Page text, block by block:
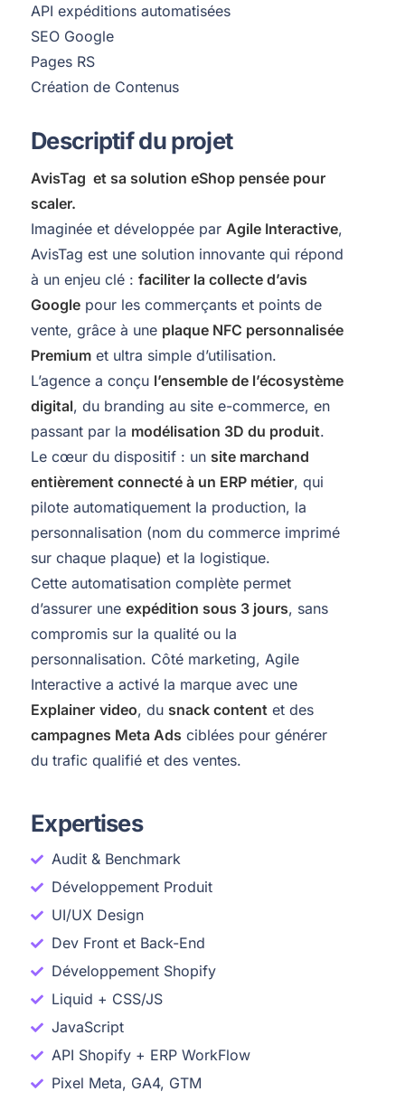
API expéditions automatisées
SEO Google
Pages RS
Création de Contenus
Descriptif du projet
AvisTag et sa solution eShop pensée pour
scaler.
Imaginée et développée par Agile Interactive,
AvisTag est une solution innovante qui répond
à un enjeu clé : faciliter la collecte d’avis
Google pour les commerçants et points de
vente, grâce à une plaque NFC personnalisée
Premium et ultra simple d’utilisation.
L’agence a conçu l’ensemble de l’écosystème
digital, du branding au site e-commerce, en
passant par la modélisation 3D du produit.
Le cœur du dispositif : un site marchand
entièrement connecté à un ERP métier, qui
pilote automatiquement la production, la
personnalisation (nom du commerce imprimé
sur chaque plaque) et la logistique.
Cette automatisation complète permet
d’assurer une expédition sous 3 jours, sans
compromis sur la qualité ou la
personnalisation. Côté marketing, Agile
Interactive a activé la marque avec une
Explainer video, du snack content et des
campagnes Meta Ads ciblées pour générer
du trafic qualifié et des ventes.
Expertises
Audit & Benchmark
Développement Produit
UI/UX Design
Dev Front et Back-End
Développement Shopify
Liquid + CSS/JS
JavaScript
API Shopify + ERP WorkFlow
Pixel Meta, GA4, GTM